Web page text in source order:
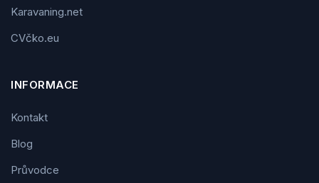
Karavaning.net
CVčko.eu
INFORMACE
Kontakt
Blog
Průvodce